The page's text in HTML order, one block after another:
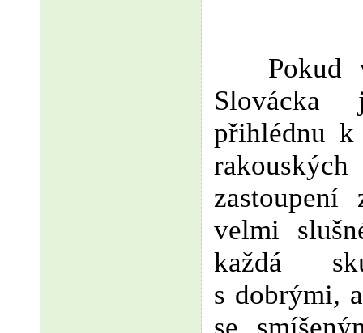
Pokud
přihlédnu
velmi
každá
s dobrými,